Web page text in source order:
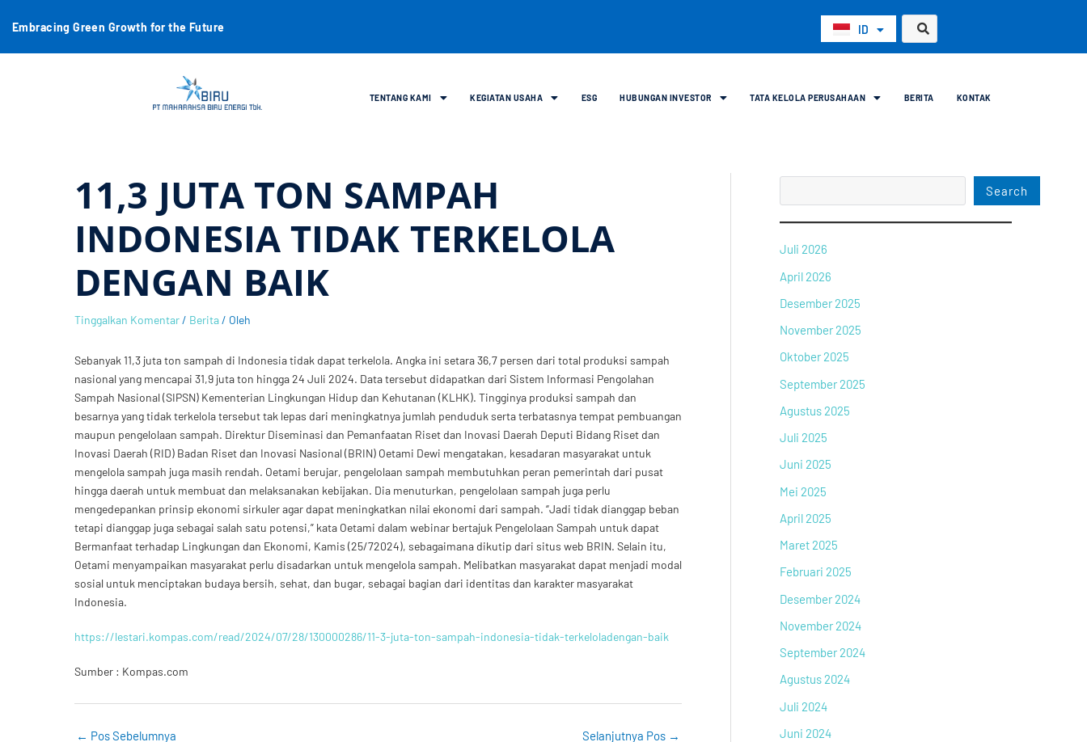
Embracing Green Growth for the Future ID
EN
TENTANG KAMI KEGIATAN USAHA ESG HUBUNGAN INVESTOR TATA KELOLA PERUSAHAAN BERITA KONTAK
11,3 JUTA TON SAMPAH
INDONESIA TIDAK TERKELOLA
DENGAN BAIK
Tinggalkan Komentar/ Berita/ Oleh
Sebanyak 11,3 juta ton sampah di Indonesia tidak dapat terkelola. Angka ini setara 36,7 persen dari total produksi sampah
nasional yang mencapai 31,9 juta ton hingga 24 Juli 2024. Data tersebut didapatkan dari Sistem Informasi Pengolahan
Sampah Nasional (SIPSN) Kementerian Lingkungan Hidup dan Kehutanan (KLHK). Tingginya produksi sampah dan
besarnya yang tidak terkelola tersebut tak lepas dari meningkatnya jumlah penduduk serta terbatasnya tempat pembuangan
maupun pengelolaan sampah. Direktur Diseminasi dan Pemanfaatan Riset dan Inovasi Daerah Deputi Bidang Riset dan
Inovasi Daerah (RID) Badan Riset dan Inovasi Nasional (BRIN) Oetami Dewi mengatakan, kesadaran masyarakat untuk
mengelola sampah juga masih rendah. Oetami berujar, pengelolaan sampah membutuhkan peran pemerintah dari pusat
hingga daerah untuk membuat dan melaksanakan kebijakan. Dia menuturkan, pengelolaan sampah juga perlu
mengedepankan prinsip ekonomi sirkuler agar dapat meningkatkan nilai ekonomi dari sampah. “Jadi tidak dianggap beban
tetapi dianggap juga sebagai salah satu potensi,” kata Oetami dalam webinar bertajuk Pengelolaan Sampah untuk dapat
Bermanfaat terhadap Lingkungan dan Ekonomi, Kamis (25/72024), sebagaimana dikutip dari situs web BRIN. Selain itu,
Oetami menyampaikan masyarakat perlu disadarkan untuk mengelola sampah. Melibatkan masyarakat dapat menjadi modal
sosial untuk menciptakan budaya bersih, sehat, dan bugar, sebagai bagian dari identitas dan karakter masyarakat
Indonesia.
https://lestari.kompas.com/read/2024/07/28/130000286/11-3-juta-ton-sampah-indonesia-tidak-terkeloladengan-baik
Sumber : Kompas.com
← Pos Sebelumnya Selanjutnya Pos →
Search
Juli 2026
April 2026
Desember 2025
November 2025
Oktober 2025
September 2025
Agustus 2025
Juli 2025
Juni 2025
Mei 2025
April 2025
Maret 2025
Februari 2025
Desember 2024
November 2024
September 2024
Agustus 2024
Juli 2024
Juni 2024